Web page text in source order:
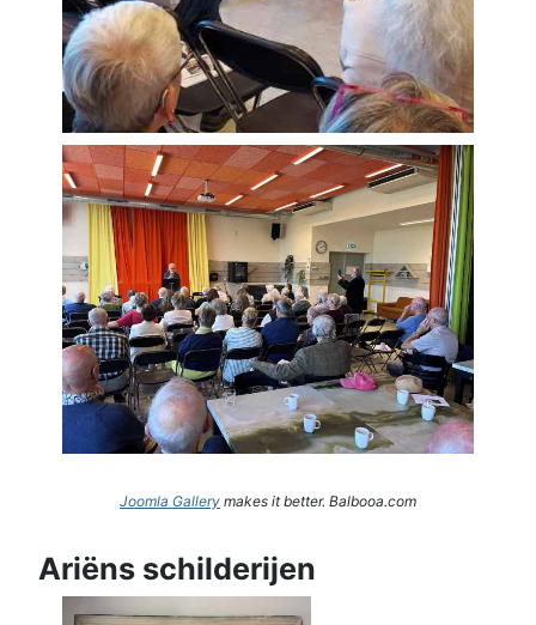
Joomla Gallery makes it better. Balbooa.com
Ariëns schilderijen